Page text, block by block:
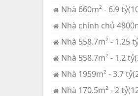
Nhà 660m² - 6.9
Nhà chính chủ
Nhà 558.7m² - 1.25
Nhà 558.7m² - 1.2
Nhà 1959m² - 3.7
Nhà 170.5m² - 2